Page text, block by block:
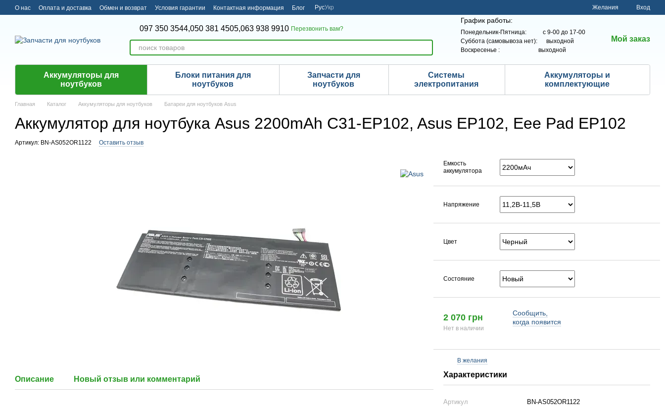
Перейти к основному контенту
О нас Оплата и доставка Обмен и возврат Условия гарантии Контактная информация Блог РусУкр Желания Вход
097 350 3544,050 381 4505,063 938 9910 Перезвонить вам?
График работы:
Понедельник-Пятница: с 9-00 до 17-00
Суббота (самовывоза нет): выходной
Воскресенье : выходной
Мой заказ
Аккумуляторы для
ноутбуков
Блоки питания для
ноутбуков
Запчасти для
ноутбуков
Системы
электропитания
Аккумуляторы и
комплектующие
Главная Каталог Аккумуляторы для ноутбуков Батареи для ноутбуков Asus
Аккумулятор для ноутбука Asus 2200mAh C31-EP102, Asus EP102, Eee Pad EP102
Артикул: BN-AS052OR1122 Оставить отзыв
Описание Новый отзыв или комментарий
Емкость
аккумулятора
Напряжение
Цвет
Состояние
2 070 грн
Нет в наличии
Сообщить,
когда появится
В желания
Характеристики
Артикул
BN-AS052OR1122